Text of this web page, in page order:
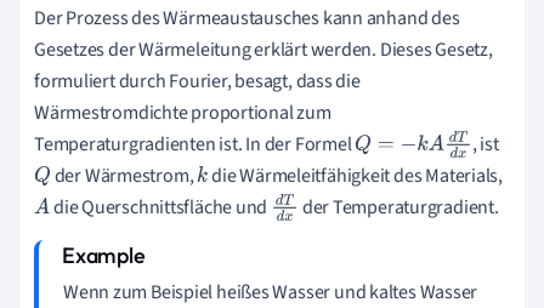
Der Prozess des Wärmeaustausches kann anhand des
Gesetzes der Wärmeleitung erklärt werden. Dieses Gesetz,
formuliert durch Fourier, besagt, dass die
Wärmestromdichte proportional zum
Temperaturgradienten ist. In der FormelQ= −k AdTdx
, ist
Q der Wärmestrom,kdie Wärmeleitfähigkeit des Materials,
A die Querschnittsfläche und dT der Temperaturgradient.
Wenn zum Beispiel heißes Wasser und kaltes Wasser